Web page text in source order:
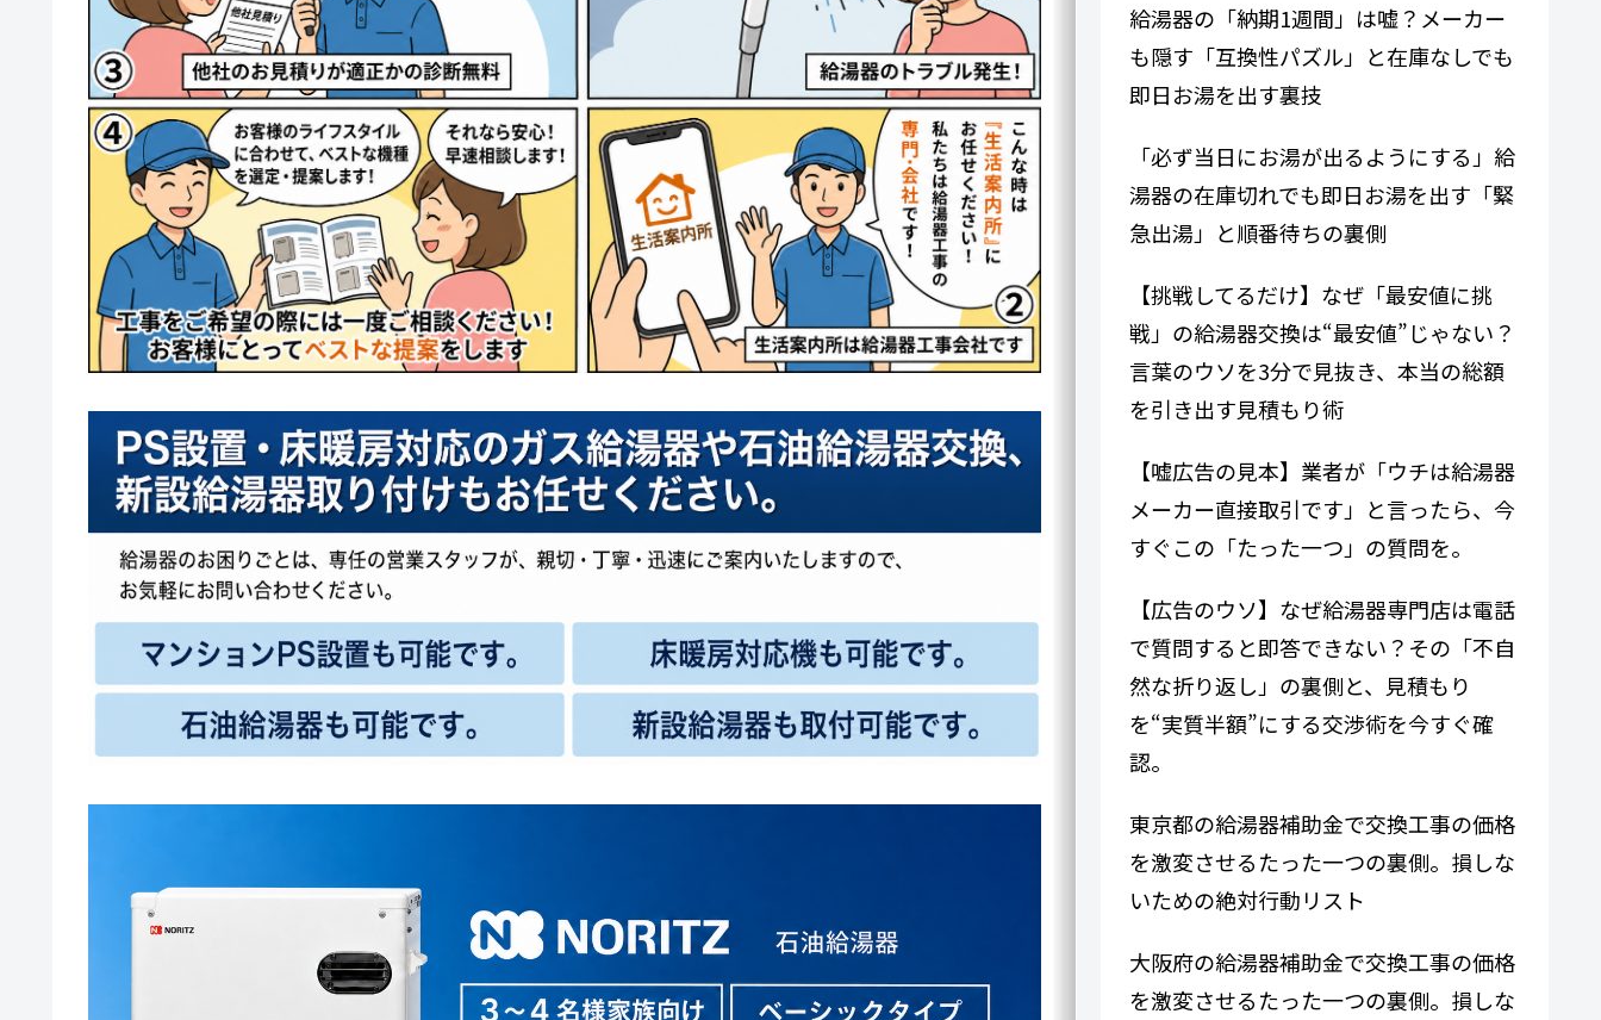
給湯器の「納期1週間」は嘘？メーカー
も隠す「互換性パズル」と在庫なしでも
即日お湯を出す裏技
「必ず当日にお湯が出るようにする」給
湯器の在庫切れでも即日お湯を出す「緊
急出湯」と順番待ちの裏側
【挑戦してるだけ】なぜ「最安値に挑
戦」の給湯器交換は“最安値”じゃない？
言葉のウソを3分で見抜き、本当の総額
を引き出す見積もり術
【嘘広告の見本】業者が「ウチは給湯器
メーカー直接取引です」と言ったら、今
すぐこの「たった一つ」の質問を。
【広告のウソ】なぜ給湯器専門​​店は電話
で質問すると即答できない？その「不自
然な折り返し」の裏側と、見積もり
を“実質半額”にする交渉術を今すぐ確
認。
東京都の給湯器補助金で交換工事の価格
を激変させるたった一つの裏側。損しな
いための絶対行動リスト
大阪府の給湯器補助金で交換工事の価格
を激変させるたった一つの裏側。損しな